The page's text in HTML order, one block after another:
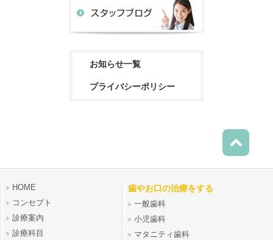
お知らせ一覧
プライバシーポリシー
HOME
コンセプト
診療案内
診療科目
歯やお口の治療をする
一般歯科
小児歯科
マタニティ歯科